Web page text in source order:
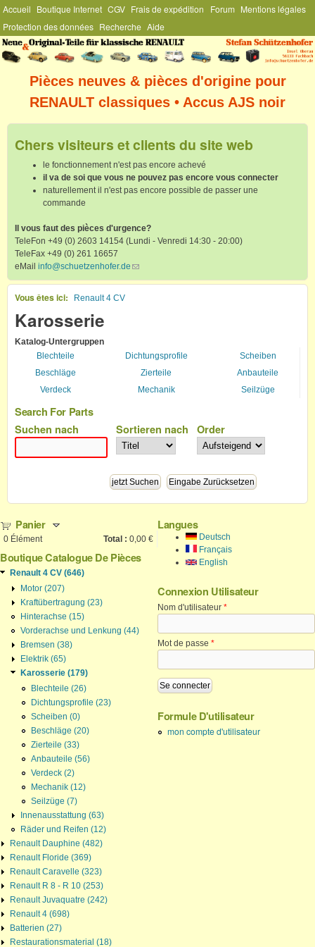
Aller au contenu principal
Menu Général
Accueil Boutique Internet CGV Frais de expédition Forum Mentions légales
Protection des données Recherche Aide
Stefan
Schützenhofer
Pièces neuves & pièces d'origine pour
RENAULT classiques • Accus AJS noir
Chers visiteurs et clients du site web
le fonctionnement n'est pas encore achevé
il va de soi que vous ne pouvez pas encore vous connecter
naturellement il n'est pas encore possible de passer une
commande
Il vous faut des pièces d'urgence?
TeleFon +49 (0) 2603 14154 (Lundi - Venredi 14:30 - 20:00)
TeleFax +49 (0) 261 16657
eMail info@schuetzenhofer.de (link sends e-mail)
Vous êtes ici Renault 4 CV
Karosserie
Katalog-Untergruppen
Blechteile
Dichtungsprofile
Scheiben
Beschläge
Zierteile
Anbauteile
Verdeck
Mechanik Seilzüge
Search For Parts
Suchen nach
Sortieren nach Order
Panier
0 Élément Total : 0,00 €
Boutique Catalogue De Pièces
Renault 4 CV (646)
Motor (207)
Kraftübertragung (23)
Hinterachse (15)
Vorderachse und Lenkung (44)
Bremsen (38)
Elektrik (65)
Karosserie (179)
Blechteile (26)
Dichtungsprofile (23)
Scheiben (0)
Beschläge (20)
Zierteile (33)
Anbauteile (56)
Verdeck (2)
Mechanik (12)
Seilzüge (7)
Innenausstattung (63)
Räder und Reifen (12)
Renault Dauphine (482)
Renault Floride (369)
Renault Caravelle (323)
Renault R 8 - R 10 (253)
Renault Juvaquatre (242)
Renault 4 (698)
Batterien (27)
Restaurationsmaterial (18)
Langues
Deutsch
Français
English
Connexion Utilisateur
Nom d'utilisateur *
Mot de passe *
Formule D'utilisateur
mon compte d'utilisateur